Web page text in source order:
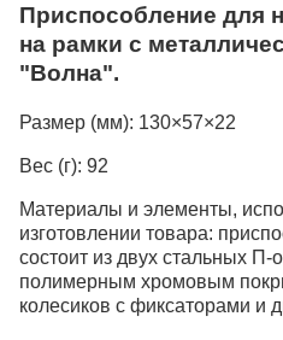
Приспособление для
на рамки с
"Волна".
Размер (мм): 130×57×22
Вес (г): 92
Материалы и элементы,
изготовлении товара:
состоит из двух стальных П-
полимерным хромовым
колесиков с фиксаторами и